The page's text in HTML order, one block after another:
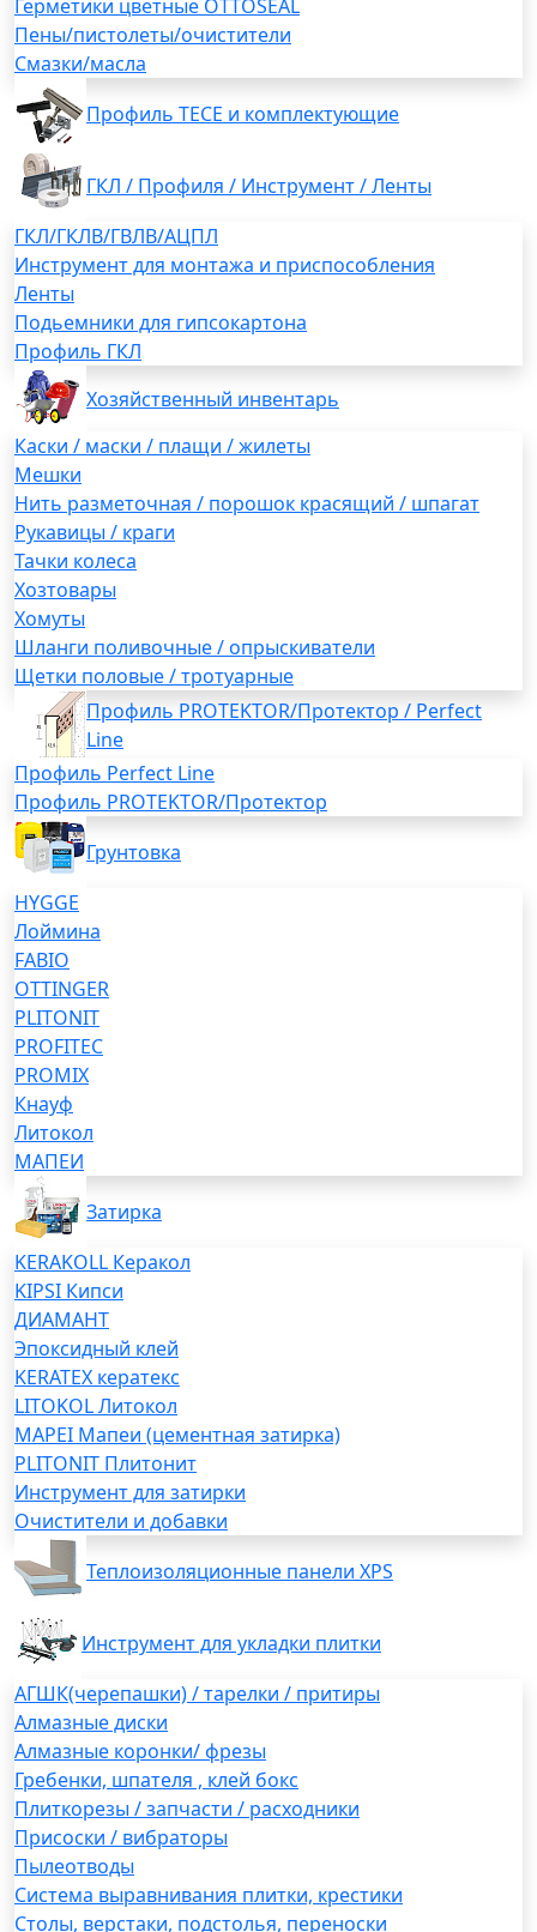
Герметики цветные OTTOSEAL
Пены/пистолеты/очистители
Смазки/масла
Профиль TECE и комплектующие
ГКЛ / Профиля / Инструмент / Ленты
ГКЛ/ГКЛВ/ГВЛВ/АЦПЛ
Инструмент для монтажа и приспособления
Ленты
Подьемники для гипсокартона
Профиль ГКЛ
Хозяйственный инвентарь
Каски / маски / плащи / жилеты
Мешки
Нить разметочная / порошок красящий / шпагат
Рукавицы / краги
Тачки колеса
Хозтовары
Хомуты
Шланги поливочные / опрыскиватели
Щетки половые / тротуарные
Профиль PROTEKTOR/Протектор / Perfect
Line
Профиль Perfect Line
Профиль PROTEKTOR/Протектор
Грунтовка
HYGGE
Лоймина
FABIO
OTTINGER
PLITONIT
PROFITEC
PROMIX
Кнауф
Литокол
МАПЕИ
Затирка
KERAKOLL Керакол
KIPSI Кипси
ДИАМАНТ
Эпоксидный клей
KERATEX кератекс
LITOKOL Литокол
MAPEI Мапеи (цементная затирка)
PLITONIT Плитонит
Инструмент для затирки
Очистители и добавки
Теплоизоляционные панели XPS
Инструмент для укладки плитки
АГШК(черепашки) / тарелки / притиры
Алмазные диски
Алмазные коронки/ фрезы
Гребенки, шпателя , клей бокс
Плиткорезы / запчасти / расходники
Присоски / вибраторы
Пылеотводы
Система выравнивания плитки, крестики
Столы, верстаки, подстолья, переноски